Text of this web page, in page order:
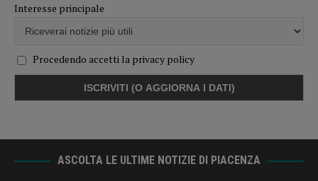
Interesse principale
Procedendo accetti la privacy policy
ASCOLTA LE ULTIME NOTIZIE DI PIACENZA